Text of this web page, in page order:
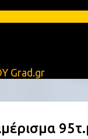
Grad.gr